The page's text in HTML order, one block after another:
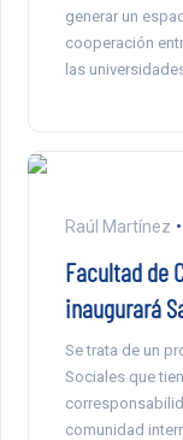
generar un
cooperación
las
Raúl Martínez
Facultad de
inaugurará
Se trata de un
Sociales que
comunidad